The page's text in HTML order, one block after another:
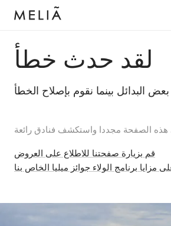
لقد حدث خطأ
الصفحة مجددا واستكشف فنادق رائعة
قم بزيارة صفحتنا للاطلاع على العروض
مزايا برنامج الولاء جوائز ميليا الخاص بنا